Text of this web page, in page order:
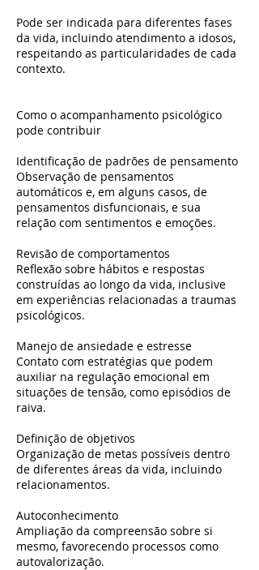
Pode ser indicada para diferentes fases
da vida, incluindo atendimento a idosos,
respeitando as particularidades de cada
contexto.
Como o acompanhamento psicológico
pode contribuir
Identificação de padrões de pensamento
Observação de pensamentos
automáticos e, em alguns casos, de
pensamentos disfuncionais, e sua
relação com sentimentos e emoções.
Revisão de comportamentos
Reflexão sobre hábitos e respostas
construídas ao longo da vida, inclusive
em experiências relacionadas a traumas
psicológicos.
Manejo de ansiedade e estresse
Contato com estratégias que podem
auxiliar na regulação emocional em
situações de tensão, como episódios de
raiva.
Definição de objetivos
Organização de metas possíveis dentro
de diferentes áreas da vida, incluindo
relacionamentos.
Autoconhecimento
Ampliação da compreensão sobre si
mesmo, favorecendo processos como
autovalorização.